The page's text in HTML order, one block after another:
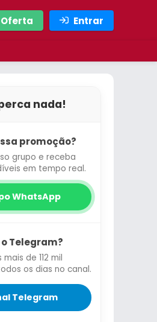
Oferta Entrar
nada!
promoção?
grupo e receba
em tempo real.
WhatsApp
Telegram?
de 112 mil
os dias no canal.
Telegram